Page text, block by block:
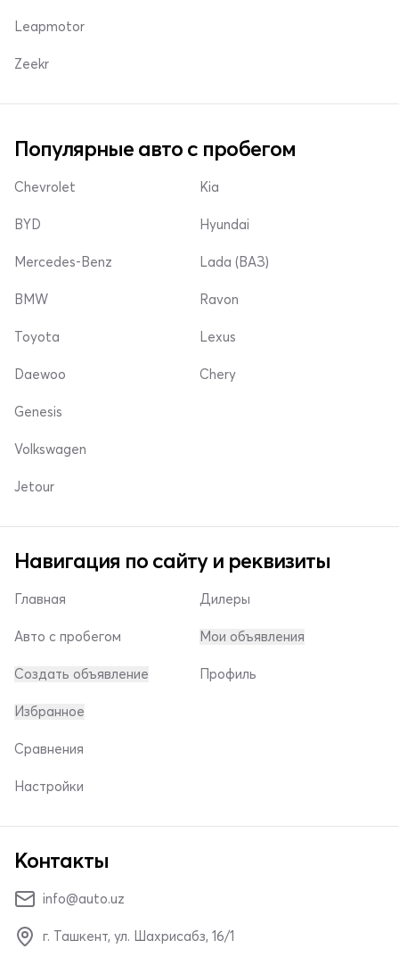
Leapmotor
Zeekr
Популярные авто с пробегом
Chevrolet
BYD
Mercedes-Benz
Kia
Hyundai
Lada (ВАЗ)
BMW
Toyota
Daewoo
Ravon
Lexus
Chery
Genesis
Volkswagen
Jetour
Навигация по сайту и реквизиты
Главная
Авто с пробегом
Создать объявление
Дилеры
Мои объявления
Профиль
Избранное
Сравнения
Настройки
Контакты
info@auto.uz
г. Ташкент, ул. Шахрисабз, 16/1